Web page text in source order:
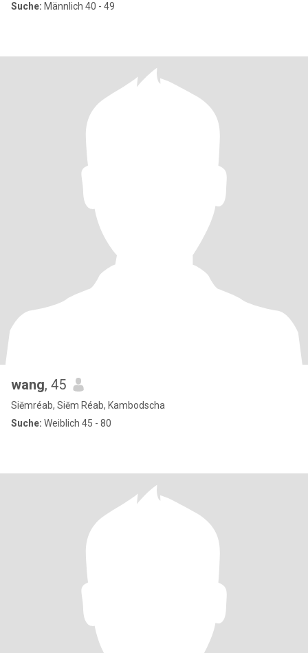
Suche: Männlich 40 - 49
wang, 45
Siĕmréab, Siĕm Réab, Kambodscha
Suche: Weiblich 45 - 80